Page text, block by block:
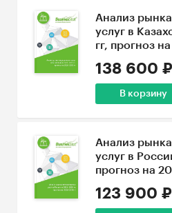
Анализ
услуг в
гг, прогноз
138 600 ₽
В корзину
Анализ
услуг в
прогноз на
123 900 ₽